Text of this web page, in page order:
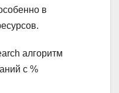
в
алгоритм
с %